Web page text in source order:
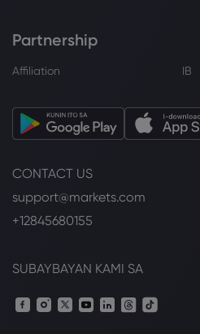
Partnership
Affiliation IB
CONTACT US
support@markets.com
+12845680155
SUBAYBAYAN KAMI SA